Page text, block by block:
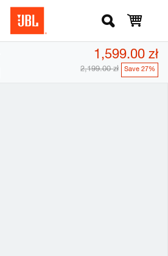
1,599.00 zł
2,199.00 zł Save 27%